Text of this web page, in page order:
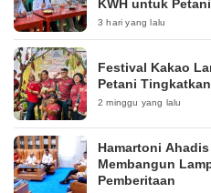
KWH untuk Petani
3 hari yang lalu
‎Festival Kakao
Petani
2 minggu yang lalu
Hamartoni
Membangun
Pemberitaan